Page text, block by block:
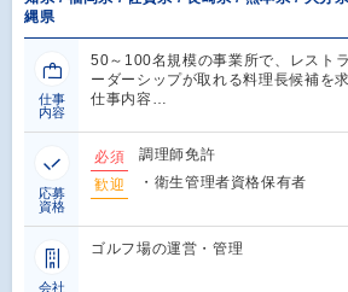
縄県
仕事
内容
50～100名規模の事業所で、レスト
ーダーシップが取れる料理長候補を
仕事内容…
応募
資格
必須
調理師免許
歓迎
・衛生管理者資格保有者
会社
ゴルフ場の運営・管理